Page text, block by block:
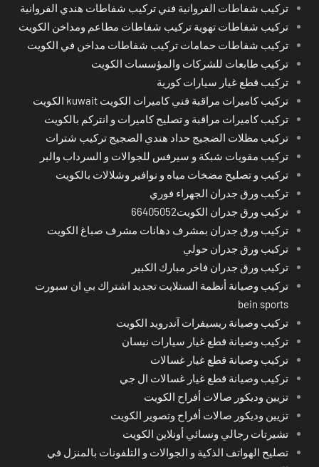
تركيب شفاطات الفروانية فني تركيب شفاطات هندي الفروانية
تركيب شفاطات تهوية تركيب شفاطات مطاعم ومداخن الكويت
تركيب شفاطات حمامات تركيب شفاطات مداخن في الكويت
تركيب طابعات للشركات والمؤسسات الكويت
تركيب قطع غيار سيارات كورية
تركيب كاميرات مراقبة فني كاميرات الكويت kuwait الكويت
تركيب كاميرات مراقبة و تصليح كاميرات و انتركم بالكويت
تركيب مظلات الضجيج حداد هندي الضجيج تركيب شترات
تركيب مقويات شبكة و سيرفس للجوالات و السرداب والبر
تركيب و تصليح مضخات مياه و نوافير وشلالات بالكويت
تركيب ورق جدران الجهراء فوري
تركيب ورق جدران الكويت66405052
تركيب ورق جدران بمشرف دهانات مشرف صباغ الكويت
تركيب ورق جدران حولي
تركيب ورق جدران فاخر مبارك الكبير
تركيب وصيانة أنظمة الستلايت تجديد اشتراك بي ان سبورت
bein sports
تركيب وصيانة ريسيفرات آندرويد الكويت
تركيب وصيانة قطع غيار سيارات نيسان
تركيب وصيانة قطع غيار غسالات
تركيب وصيانة قطع غيار غسالات ال جي
تزيين وديكور صالات أفراح الكويت
تزيين وديكور صالات أفراح وتصوير الكويت
تشيرتات رجالي ونسائي أونلاين الكويت
تصليح الهواتف الذكية و الجوالات و التلفونات بالمنزل في